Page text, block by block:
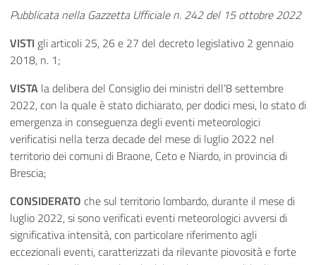
Pubblicata nella Gazzetta Ufficiale n. 242 del 15 ottobre 2022
VISTI gli articoli 25, 26 e 27 del decreto legislativo 2 gennaio
2018, n. 1;
VISTA la delibera del Consiglio dei ministri dell’8 settembre
2022, con la quale è stato dichiarato, per dodici mesi, lo stato di
emergenza in conseguenza degli eventi meteorologici
verificatisi nella terza decade del mese di luglio 2022 nel
territorio dei comuni di Braone, Ceto e Niardo, in provincia di
Brescia;
CONSIDERATO che sul territorio lombardo, durante il mese di
luglio 2022, si sono verificati eventi meteorologici avversi di
significativa intensità, con particolare riferimento agli
eccezionali eventi, caratterizzati da rilevante piovosità e forte